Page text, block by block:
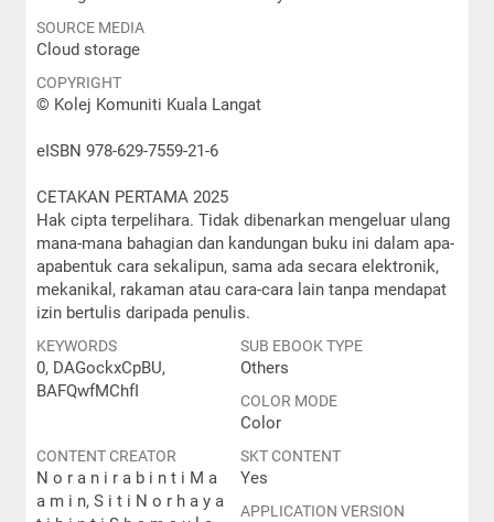
SOURCE MEDIA
Cloud storage
COPYRIGHT
© Kolej Komuniti Kuala Langat
eISBN 978-629-7559-21-6
CETAKAN PERTAMA 2025
Hak cipta terpelihara. Tidak dibenarkan mengeluar ulang
mana-mana bahagian dan kandungan buku ini dalam apa-
apabentuk cara sekalipun, sama ada secara elektronik,
mekanikal, rakaman atau cara-cara lain tanpa mendapat
izin bertulis daripada penulis.
KEYWORDS
0, DAGockxCpBU,
BAFQwfMChfI
SUB EBOOK TYPE
Others
COLOR MODE
Color
CONTENT CREATOR
N o r a n i r a b i n t i M a
a m i n, S i t i N o r h a y a
SKT CONTENT
Yes
APPLICATION VERSION